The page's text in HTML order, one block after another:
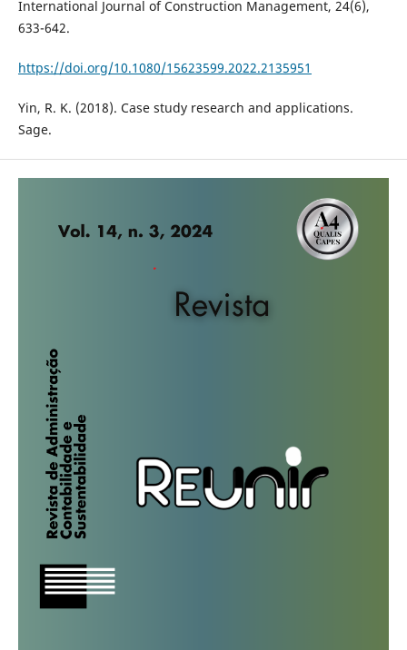
International Journal of Construction Management, 24(6),
633-642.
https://doi.org/10.1080/15623599.2022.2135951
Yin, R. K. (2018). Case study research and applications.
Sage.